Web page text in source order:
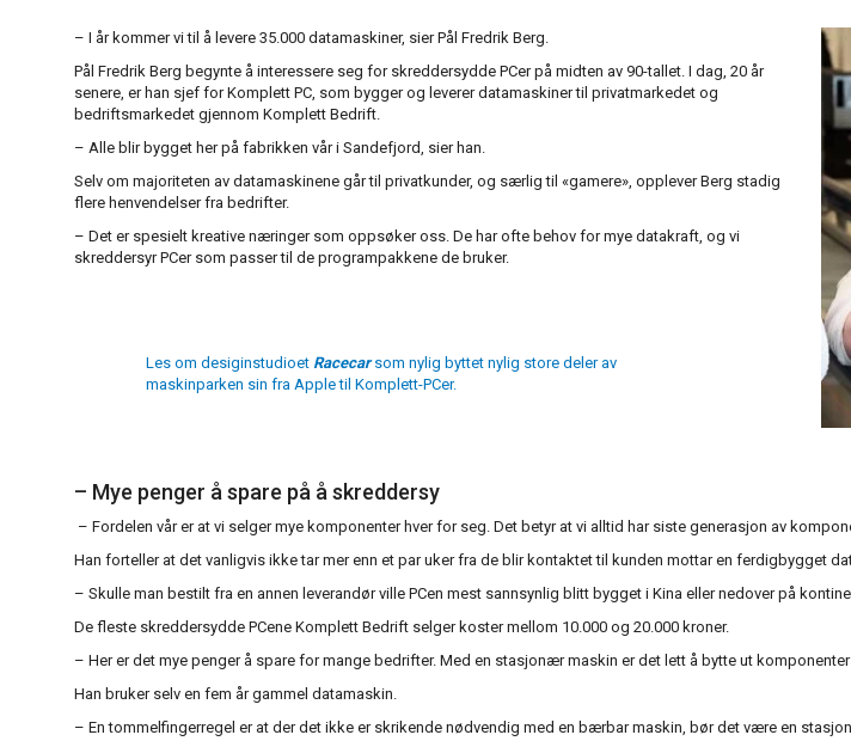
– I år kommer vi til å levere 35.000 datamaskiner, sier Pål Fredrik Berg.
Pål Fredrik Berg begynte å interessere seg for skreddersydde PCer på midten av 90-tallet. I dag, 20 år
senere, er han sjef for Komplett PC, som bygger og leverer datamaskiner til privatmarkedet og
bedriftsmarkedet gjennom Komplett Bedrift.
– Alle blir bygget her på fabrikken vår i Sandefjord, sier han.
Selv om majoriteten av datamaskinene går til privatkunder, og særlig til «gamere», opplever Berg stadig
flere henvendelser fra bedrifter.
– Det er spesielt kreative næringer som oppsøker oss. De har ofte behov for mye datakraft, og vi
skreddersyr PCer som passer til de programpakkene de bruker.
Les om desiginstudioet Racecarsom nylig byttet nylig store deler av
maskinparken sin fra Apple til Komplett-PCer.
– Mye penger å spare på å skreddersy
– Fordelen vår er at vi selger mye komponenter hver for seg. Det betyr at vi alltid har siste generasjon av
Han forteller at det vanligvis ikke tar mer enn et par uker fra de blir kontaktet til kunden mottar en ferdigbygget
– Skulle man bestilt fra en annen leverandør ville PCen mest sannsynlig blitt bygget i Kina eller nedover på
De fleste skreddersydde PCene Komplett Bedrift selger koster mellom 10.000 og 20.000 kroner.
– Her er det mye penger å spare for mange bedrifter. Med en stasjonær maskin er det lett å bytte ut
Han bruker selv en fem år gammel datamaskin.
– En tommelfingerregel er at der det ikke er skrikende nødvendig med en bærbar maskin, bør det være en